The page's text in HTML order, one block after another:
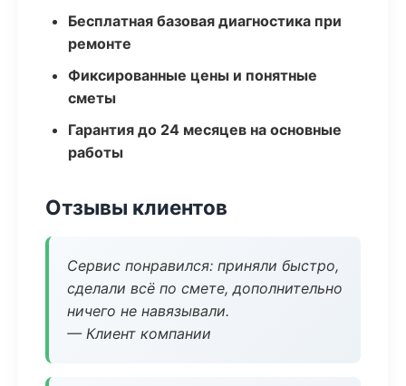
Бесплатная базовая диагностика при
ремонте
Фиксированные цены и понятные
сметы
Гарантия до 24 месяцев на основные
работы
Отзывы клиентов
Сервис понравился: приняли быстро,
сделали всё по смете, дополнительно
ничего не навязывали.
— Клиент компании